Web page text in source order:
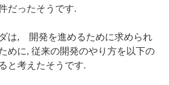
だったそうです.
は, 開発を進めるために求められ
めに, 従来の開発のやり方を以下の
と考えたそうです.